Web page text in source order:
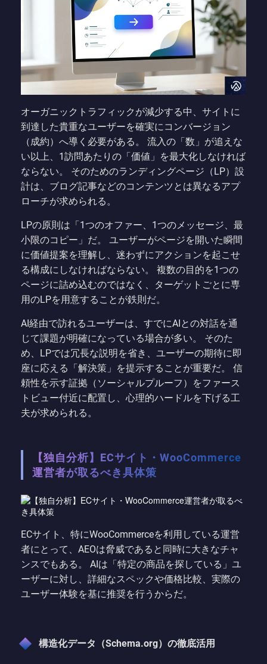
オーガニックトラフィックが減少する中、サイトに
到達した貴重なユーザーを確実にコンバージョン
（成約）へ導く必要がある。 流入の「数」が追えな
い以上、1訪問あたりの「価値」を最大化しなければ
ならない。 そのためのランディングページ（LP）設
計は、ブログ記事などのコンテンツとは異なるアプ
ローチが求められる。
LPの原則は「1つのオファー、1つのメッセージ、最
小限のコピー」だ。 ユーザーがページを開いた瞬間
に価値提案を理解し、迷わずにアクションを起こせ
る構成にしなければならない。 複数の目的を1つの
ページに詰め込むのではなく、ターゲットごとに専
用のLPを用意することが鉄則だ。
AI経由で訪れるユーザーは、すでにAIとの対話を通
じて課題が明確になっている場合が多い。 そのた
め、LPでは冗長な説明を省き、ユーザーの期待に即
座に応える「解決策」を提示することが重要だ。 信
頼性を示す証拠（ソーシャルプルーフ）をファース
トビュー付近に配置し、心理的ハードルを下げる工
夫が求められる。
【独自分析】ECサイト・WooCommerce
運営者が取るべき具体策
ECサイト、特にWooCommerceを利用している運営
者にとって、AEOは脅威であると同時に大きなチャ
ンスでもある。 AIは「特定の商品を探している」ユ
ーザーに対し、詳細なスペックや価格比較、実際の
ユーザー体験を基に推奨を行うからだ。
構造化データ（Schema.org）の徹底活用